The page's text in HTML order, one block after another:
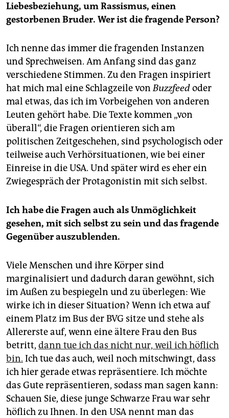
Liebesbeziehung, um Rassismus, einen
gestorbenen Bruder. Wer ist die fragende Person?
Ich nenne das immer die fragenden Instanzen
und Sprechweisen. Am Anfang sind das ganz
verschiedene Stimmen. Zu den Fragen inspiriert
hat mich mal eine Schlagzeile vonBuzzfeedoder
mal etwas, das ich im Vorbeigehen von anderen
Leuten gehört habe. Die Texte kommen „von
überall“, die Fragen orientieren sich am
politischen Zeitgeschehen, sind psychologisch oder
teilweise auch Verhörsituationen, wie bei einer
Einreise in die USA. Und später wird es eher ein
Zwiegespräch der Protagonistin mit sich selbst.
Ich habe die Fragen auch als Unmöglichkeit
gesehen, mit sich selbst zu sein und das fragende
Gegenüber auszublenden.
Viele Menschen und ihre Körper sind
marginalisiert und dadurch daran gewöhnt, sich
im Außen zu bespiegeln und zu überlegen: Wie
wirke ich in dieser Situation? Wenn ich etwa auf
einem Platz im Bus der BVG sitze und stehe als
Allererste auf, wenn eine ältere Frau den Bus
betritt, dann tue ich das nicht nur, weil ich höflich
bin. Ich tue das auch, weil noch mitschwingt, dass
ich hier gerade etwas repräsentiere. Ich möchte
das Gute repräsentieren, sodass man sagen kann:
Schauen Sie, diese junge Schwarze Frau war sehr
höflich zu Ihnen. In den USA nennt man das